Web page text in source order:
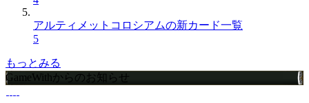
アルティメットコロシアムの新カード一覧
5
もっとみる
GameWithからのお知らせ